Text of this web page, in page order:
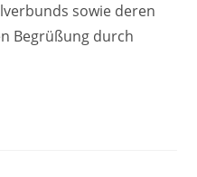
sowie deren
Begrüßung durch